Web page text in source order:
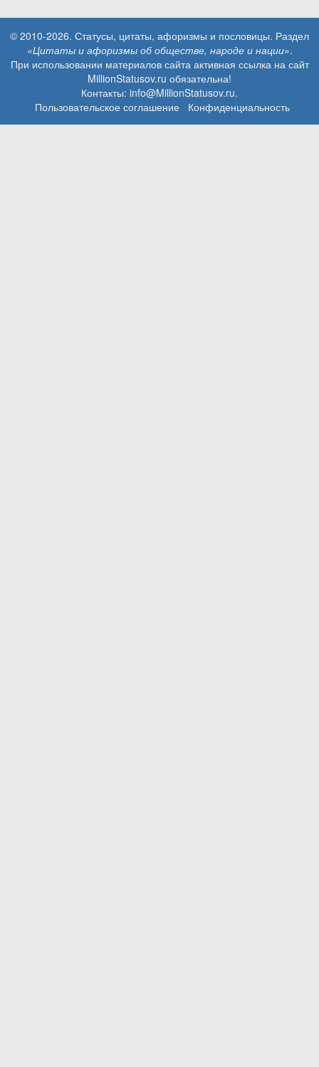
© 2010-2026. Статусы, цитаты, афоризмы и пословицы. Раздел
«Цитаты и афоризмы об обществе, народе и нации».
При использовании материалов сайта активная ссылка на сайт
MillionStatusov.ru обязательна!
Контакты: info@MillionStatusov.ru.
Пользовательское соглашение
Конфиденциальность